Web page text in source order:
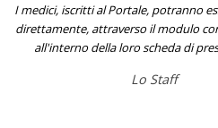
I medici, iscritti al Portale, potranno
direttamente, attraverso il modulo
all'interno della loro scheda di
Lo Staff